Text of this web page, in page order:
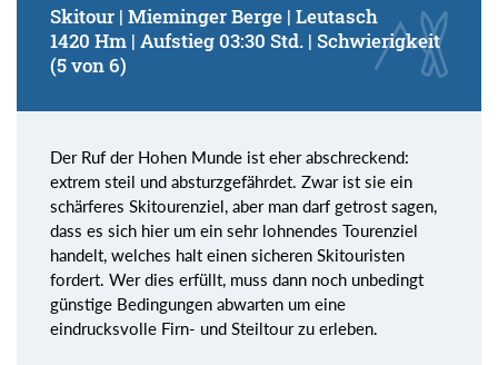
Skitour | Mieminger Berge | Leutasch
1420 Hm | Aufstieg 03:30 Std. | Schwierigkeit
(5 von 6)
Der Ruf der Hohen Munde ist eher abschreckend:
extrem steil und absturzgefährdet. Zwar ist sie ein
schärferes Skitourenziel, aber man darf getrost sagen,
dass es sich hier um ein sehr lohnendes Tourenziel
handelt, welches halt einen sicheren Skitouristen
fordert. Wer dies erfüllt, muss dann noch unbedingt
günstige Bedingungen abwarten um eine
eindrucksvolle Firn- und Steiltour zu erleben.